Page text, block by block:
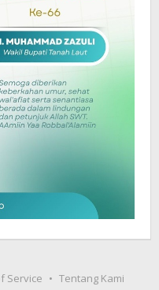
Service Tentang Kami